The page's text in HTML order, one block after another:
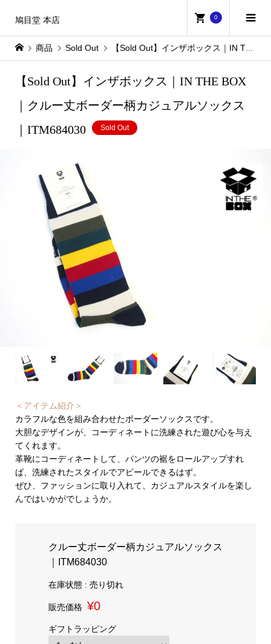
鳩目堂 本店 0
商品 Sold Out 【Sold Out】インザボックス｜IN THE BOX｜クルー丈ボーダー柄カジュアルソックス｜ITM684030
【Sold Out】インザボックス｜IN THE BOX
｜クルー丈ボーダー柄カジュアルソックス
｜ITM684030
Sold Out
＜アイテム紹介＞
カラフルな色を組み合わせたボーダーソックスです。
大胆なデザインが、コーディネートに洗練された遊び心を与え
てくれます。
革靴にコーディネートして、パンツの裾をロールアップすれ
ば、洗練されたスタイルでアピールできるはず。
ぜひ、ファッションに取り入れて、カジュアルスタイルを楽し
んではいかがでしょうか。
クルー丈ボーダー柄カジュアルソックス
｜ITM684030
在庫状態 : 売り切れ
販売価格 ¥0
ギフトラッピング